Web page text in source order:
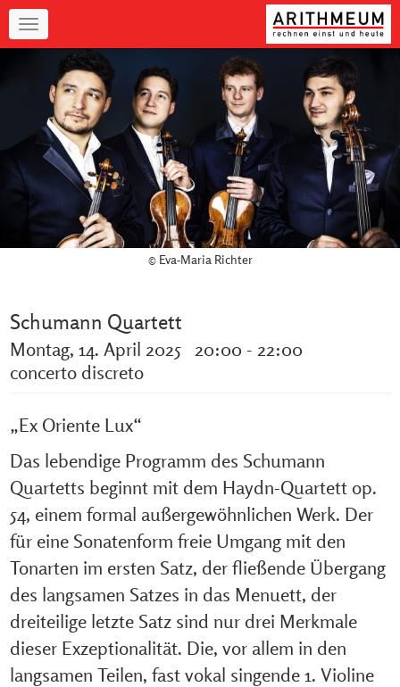
Navigation
© Eva-Maria Richter
Schumann Quartett
Montag, 14. April 2025 20:00 - 22:00
concerto discreto
„Ex Oriente Lux“
Das lebendige Programm des Schumann
Quartetts beginnt mit dem Haydn-Quartett op.
54, einem formal außergewöhnlichen Werk. Der
für eine Sonatenform freie Umgang mit den
Tonarten im ersten Satz, der fließende Übergang
des langsamen Satzes in das Menuett, der
dreiteilige letzte Satz sind nur drei Merkmale
dieser Exzeptionalität. Die, vor allem in den
langsamen Teilen, fast vokal singende 1. Violine